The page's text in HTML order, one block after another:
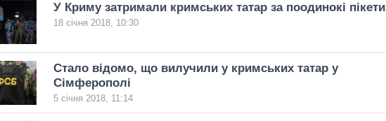
У Криму затримали кримських татар за поодинокі пікети
18 січня 2018, 10:30
Стало відомо, що вилучили у кримських татар у
Сімферополі
5 січня 2018, 11:14